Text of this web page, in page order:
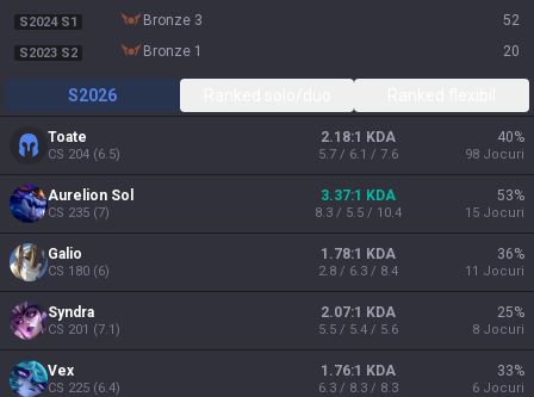
S2024 S1 bronze 3 52
S2023 S2 bronze 1 20
S2026
Toate
CS 204 (6.5)
2.18:1 KDA
5.7 / 6.1 / 7.6
40%
98 Jocuri
Aurelion Sol
CS 235 (7)
3.37:1 KDA
8.3 / 5.5 / 10.4
53%
15 Jocuri
Galio
CS 180 (6)
1.78:1 KDA
2.8 / 6.3 / 8.4
36%
11 Jocuri
Syndra
CS 201 (7.1)
2.07:1 KDA
5.5 / 5.4 / 5.6
25%
8 Jocuri
Vex
CS 225 (6.4)
1.76:1 KDA
6.3 / 8.3 / 8.3
33%
6 Jocuri